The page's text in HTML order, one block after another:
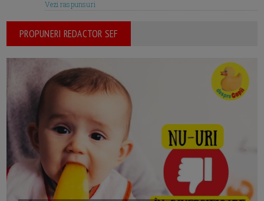
Vezi raspunsuri
PROPUNERI REDACTOR SEF